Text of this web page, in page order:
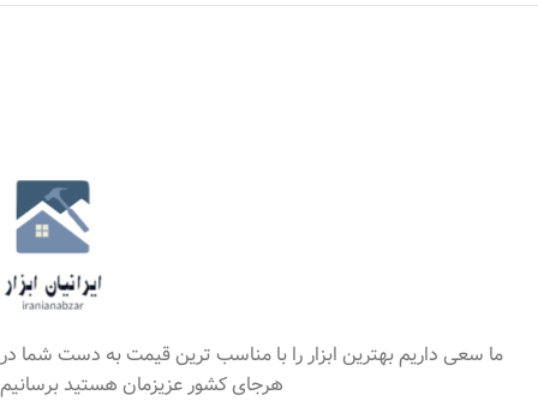
ما سعی داریم بهترین ابزار را با مناسب ترین قیمت به دست شما در
هرجای کشور عزیزمان هستید برسانیم